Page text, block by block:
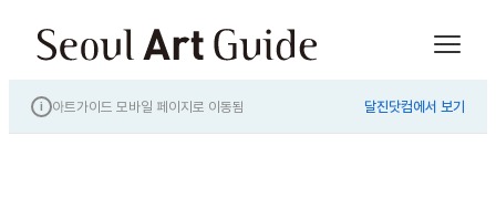
i 아트가이드 모바일 페이지로 이동됨 달진닷컴에서 보기